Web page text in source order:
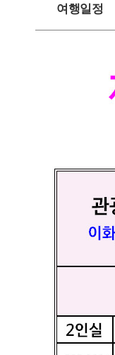
여행일정